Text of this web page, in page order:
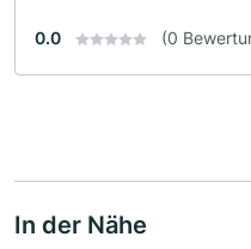
0.0 (0
In der Nähe